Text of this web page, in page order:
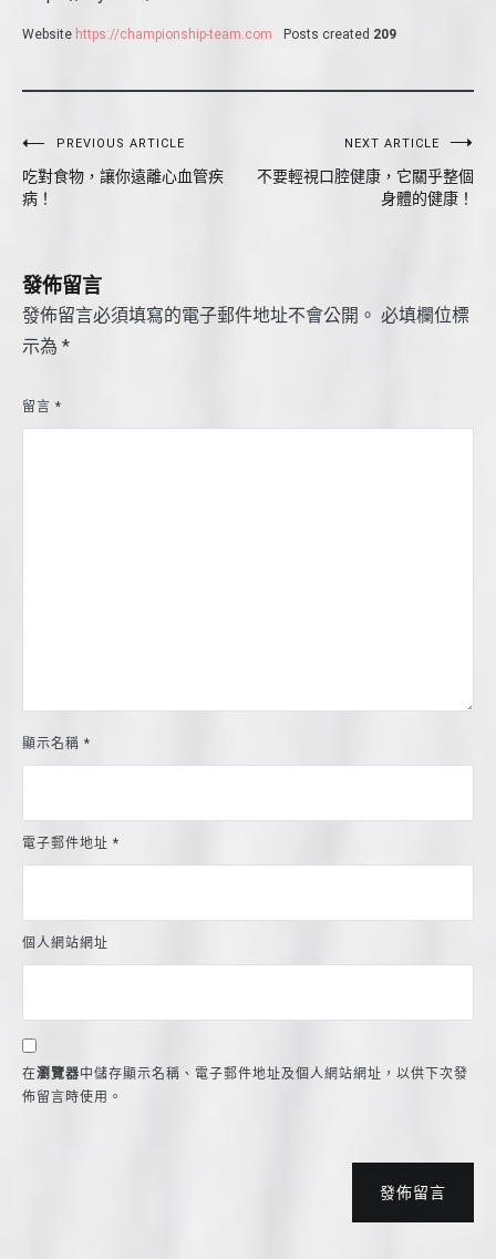
Website https://championship-team.com Posts created 209
文
章
覽
PREVIOUS ARTICLE
吃對食物，讓你遠離心血管疾
病！
NEXT ARTICLE
不要輕視口腔健康，它關乎整個
身體的健康！
發佈留言
發佈留言必須填寫的電子郵件地址不會公開。 必填欄位標
示為 *
留言 *
顯示名稱 *
電子郵件地址 *
個人網站網址
在瀏覽器中儲存顯示名稱、電子郵件地址及個人網站網址，以供下次發
佈留言時使用。
發佈留言